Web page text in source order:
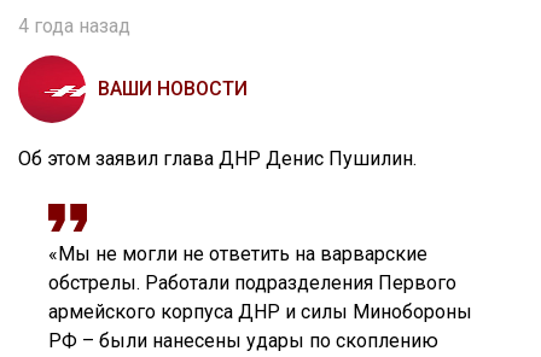
4 года назад
ВАШИ НОВОСТИ
Об этом заявил глава ДНР Денис Пушилин.
«Мы не могли не ответить на варварские
обстрелы. Работали подразделения Первого
армейского корпуса ДНР и силы Минобороны
РФ – были нанесены удары по скоплению